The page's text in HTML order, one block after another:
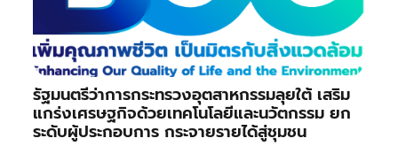
รัฐมนตรีว่าการกระทรวงอุตสาหกรรมลุยใต้ เสริม
แกร่งเศรษฐกิจด้วยเทคโนโลยีและนวัตกรรม ยก
ระดับผู้ประกอบการ กระจายรายได้สู่ชุมชน